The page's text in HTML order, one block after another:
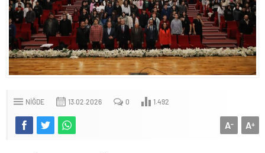
TİGAD DİJİTAL MEDYA ÇALIŞTAYI IĞDIR’DA DÜZENLENECEK
NÖHÜ FLAMASI REŞKO ZİRVESİ’NDE DALGALANDI
NÖHÜ’DE YKS TERCİH DÖNEMİ TANITIM TOPLANTISI
DÜZENLENDİ
GÜLERCE KIR BAHÇESİ’NDE 90’LAR RÜZGÂRI ESECEK
NIĞDE 13.02.2026 0 1.492
A+
A-